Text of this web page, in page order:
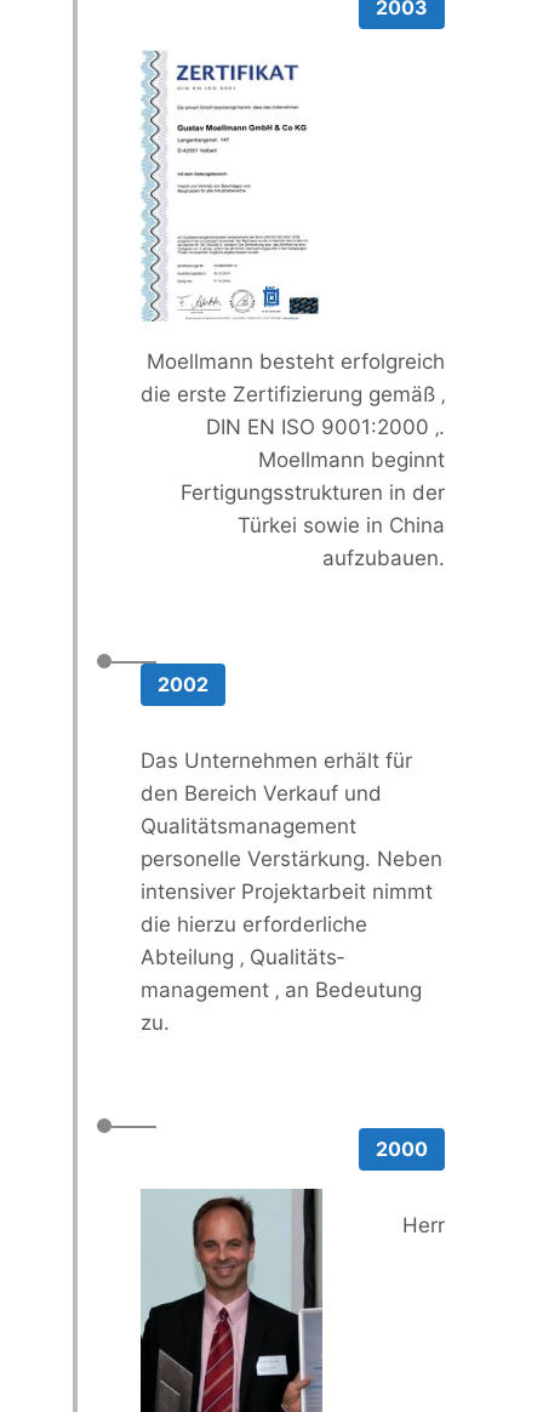
2003
Moellmann besteht erfolgreich
die erste Zertifizierung gemäß ‚
DIN EN ISO 9001:2000 ‚.
Moellmann beginnt
Fertigungsstrukturen in der
Türkei sowie in China
aufzubauen.
2002
Das Unternehmen erhält für
den Bereich Verkauf und
Qualitäts­management
personelle Verstärkung. Neben
intensiver Projekt­arbeit nimmt
die hierzu erforderliche
Abteilung ‚ Qualitäts­
management ‚ an Bedeutung
zu.
2000
Herr